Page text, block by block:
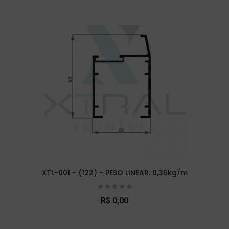
XTL-001 - (122) - PESO LINEAR: 0,36kg/m
R$ 0,00